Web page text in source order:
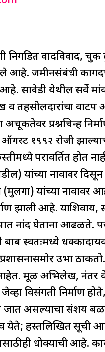
निगडित वादविवाद, चुक
आहे. जमीनसंबंधी
सावेडी येथील सर्वे
तहसीलदारांचा वाटप
प्रश्नचिन्ह
१९९२ रोजी
परावर्तित होत
यांच्या नावावर
यांच्या नावावर
आहे. याशिवाय,
नांद घेताना आढळते.
बाब स्वतःमध्ये
उभा
आहेत. मूळ अभिलेख,
विसंगती निर्माण
जात असल्याचा संशय
येते; हस्तलिखित सूची
धोक्याची आहे.